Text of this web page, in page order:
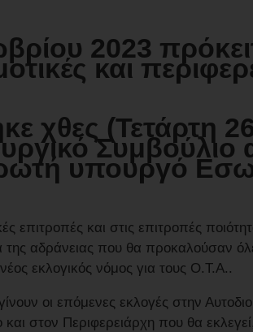
2023
και
χθες (Τετάρτη
Συμβούλιο
υπουργό
επιτροπές και στις επιτροπές
αδράνειας που θα προκαλούσαν
εκλογικός νόμος για τους Ο.Τ.Α..
οι επόμενες εκλογές στην
στον Περιφερειάρχη που θα